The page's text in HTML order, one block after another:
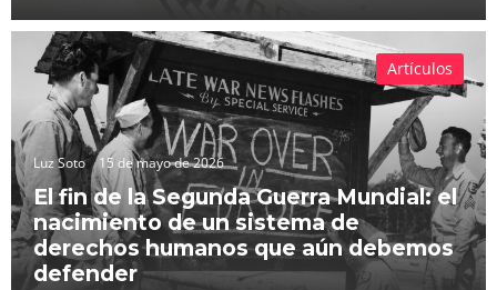
Luz Soto 15 de mayo de 2026
El fin de la Segunda Guerra Mundial: el
nacimiento de un sistema de
derechos humanos que aún debemos
defender
Artículos